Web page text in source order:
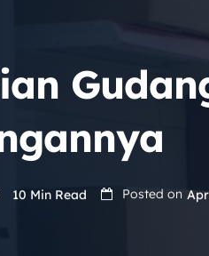
10 Min Read Posted on